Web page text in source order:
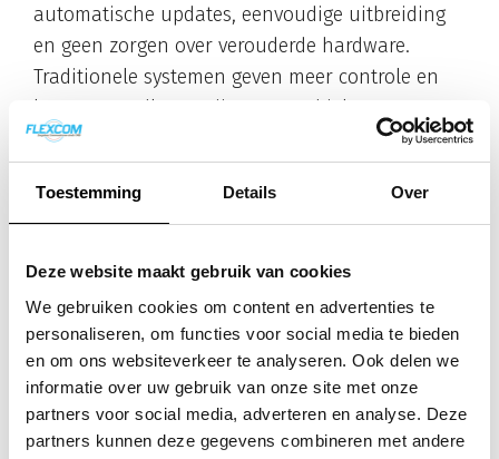
Toestemming Details Over
Deze website maakt gebruik van cookies
We gebruiken cookies om content en advertenties te
personaliseren, om functies voor social media te bieden
en om ons websiteverkeer te analyseren. Ook delen we
informatie over uw gebruik van onze site met onze
partners voor social media, adverteren en analyse. Deze
partners kunnen deze gegevens combineren met andere
automatische updates, eenvoudige uitbreiding
en geen zorgen over verouderde hardware.
Traditionele systemen geven meer controle en
kunnen goedkoper zijn voor stabiele
organisaties die jarenlang hetzelfde systeem
willen gebruiken.
Welke verborgen kosten
moet je verwachten bij een
telefonische centrale?
Verborgen kosten omvatten training van
personeel, extra bekabeling, softwarelicenties,
uitbreidingen en systeemmigratie. Deze